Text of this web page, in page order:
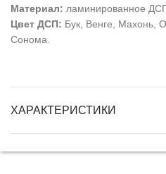
Материал: ламинированное
Цвет ДСП: Бук, Венге, Махонь,
Сонома.
ХАРАКТЕРИСТИКИ